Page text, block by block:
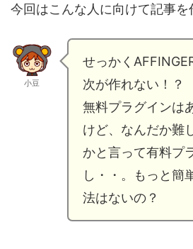
今回はこんな人に向けて記事を
小豆
せっかく
次が作れない！？
無料プラグインは
けど、なんだか難
かと言って有料プ
し・・。もっと簡
法はないの？